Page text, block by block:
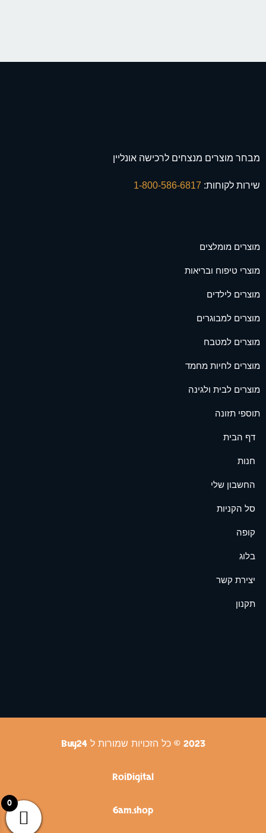
מבחר מוצרים מנצחים לרכישה אונליין
שירות לקוחות:
מוצרים מומלצים
מוצרי טיפוח ובריאות
מוצרים לילדים
מוצרים למבוגרים
מוצרים למטבח
מוצרים לחיות מחמד
מוצרים לבית ולגינה
תוספי תזונה
דף הבית
חנות
החשבון שלי
סל הקניות
קופה
בלוג
יצירת קשר
תקנון
2023 © כל הזכויות שמורות ל Buy24
RoiDigital
6am.shop
0